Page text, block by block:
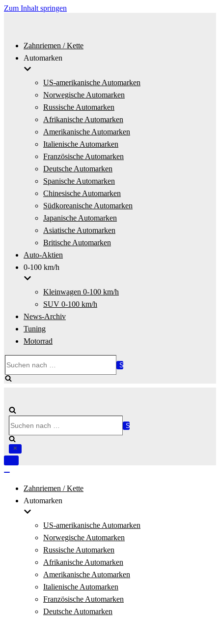
Zum Inhalt springen
Zahnriemen / Kette
Automarken
US-amerikanische Automarken
Norwegische Automarken
Russische Automarken
Afrikanische Automarken
Amerikanische Automarken
Italienische Automarken
Französische Automarken
Deutsche Automarken
Spanische Automarken
Chinesische Automarken
Südkoreanische Automarken
Japanische Automarken
Asiatische Automarken
Britische Automarken
Auto-Aktien
0-100 km/h
Kleinwagen 0-100 km/h
SUV 0-100 km/h
News-Archiv
Tuning
Motorrad
nach …
nach …
Navigation
Zahnriemen / Kette
Automarken
US-amerikanische Automarken
Norwegische Automarken
Russische Automarken
Afrikanische Automarken
Amerikanische Automarken
Italienische Automarken
Französische Automarken
Deutsche Automarken